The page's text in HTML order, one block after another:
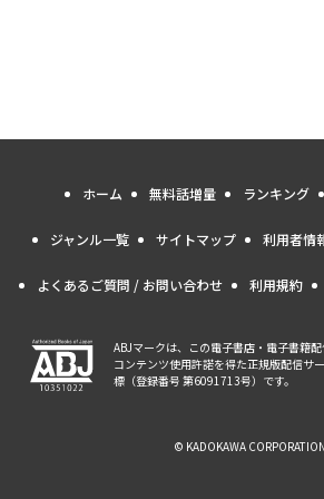
ホーム 無料話増量 ランキング
ジャンル一覧 サイトマップ 利用者情
よくあるご質問 / お問い合わせ 利用規約
ABJマークは、この電子書店・電子書籍
コンテンツ使用許諾を得た正規版配信サ
標（登録番号 第6091713号）です。
© KADOKAWA CORPORATION